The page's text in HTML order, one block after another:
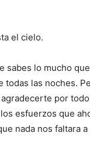
el cielo.
sabes lo mucho
todas las noches.
por
esfuerzos que
nada nos faltara